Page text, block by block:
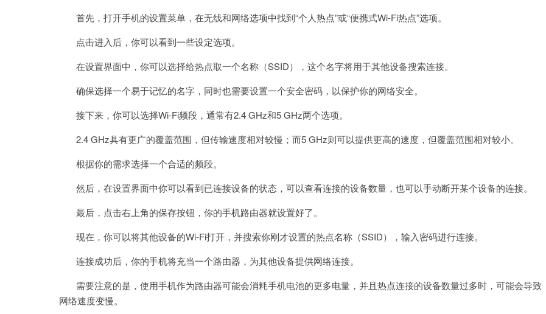
首先，打开手机的设置菜单，在无线和网络选项中找到“个人热点”或“便携式Wi-Fi热点”选项。
点击进入后，你可以看到一些设定选项。
在设置界面中，你可以选择给热点取一个名称（SSID），这个名字将用于其他设备搜索连接。
确保选择一个易于记忆的名字，同时也需要设置一个安全密码，以保护你的网络安全。
接下来，你可以选择Wi-Fi频段，通常有2.4 GHz和5 GHz两个选项。
2.4 GHz具有更广的覆盖范围，但传输速度相对较慢；而5 GHz则可以提供更高的速度，但覆盖范围相对较小。
根据你的需求选择一个合适的频段。
然后，在设置界面中你可以看到已连接设备的状态，可以查看连接的设备数量，也可以手动断开某个设备的连接。
最后，点击右上角的保存按钮，你的手机路由器就设置好了。
现在，你可以将其他设备的Wi-Fi打开，并搜索你刚才设置的热点名称（SSID），输入密码进行连接。
连接成功后，你的手机将充当一个路由器，为其他设备提供网络连接。
需要注意的是，使用手机作为路由器可能会消耗手机电池的更多电量，并且热点连接的设备数量过多时，可能会导致
网络速度变慢。